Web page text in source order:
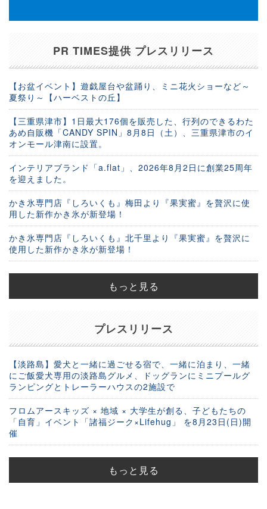
PR TIMES提供 プレスリリース
【お盆イベント】遊戯屋台や盆踊り、ミニ花火ショーなど～
夏祭り～【ハーベストの丘】
【三重県津市】1日最大176個を販売した、行列のできるわた
あめ自販機「CANDY SPIN」8月8日（土）、三重県津市のイ
オンモール津南に設置。
インテリアブランド「a.flat」、2026年8月2日に創業25周年
を迎えました。
かき氷専門店『しろいくも』梅田より『果実蜜』を贅沢に使
用した新作かき氷が新登場！
かき氷専門店『しろいくも』北千里より『果実蜜』を贅沢に
使用した新作かき氷が新登場！
もっと見る
プレスリリース
【淡路島】愛犬と一緒に過ごせる宿で、一緒に泊まり、一緒
にご飯愛犬専用の淡路島グルメ、ドッグランにミニプールグ
ランピングとトレーラーハウスの2施設で
フロムアースキッズ × 地域 × 大学生が創る、子どもたちの
「自育」イベント「諸福ジーク×Lifehug」 を8月23日(日)開
催
もっと見る